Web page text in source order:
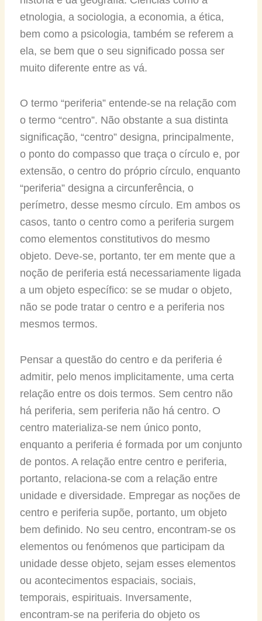
etnologia, a sociologia, a economia, a ética,
bem como a psicologia, também se referem a
ela, se bem que o seu significado possa ser
muito diferente entre as vá.
O termo “periferia” entende-se na relação com
o termo “centro”. Não obstante a sua distinta
significação, “centro” designa, principalmente,
o ponto do compasso que traça o círculo e, por
extensão, o centro do próprio círculo, enquanto
“periferia” designa a circunferência, o
perímetro, desse mesmo círculo. Em ambos os
casos, tanto o centro como a periferia surgem
como elementos constitutivos do mesmo
objeto. Deve-se, portanto, ter em mente que a
noção de periferia está necessariamente ligada
a um objeto específico: se se mudar o objeto,
não se pode tratar o centro e a periferia nos
mesmos termos.
Pensar a questão do centro e da periferia é
admitir, pelo menos implicitamente, uma certa
relação entre os dois termos. Sem centro não
há periferia, sem periferia não há centro. O
centro materializa-se nem único ponto,
enquanto a periferia é formada por um conjunto
de pontos. A relação entre centro e periferia,
portanto, relaciona-se com a relação entre
unidade e diversidade. Empregar as noções de
centro e periferia supõe, portanto, um objeto
bem definido. No seu centro, encontram-se os
elementos ou fenómenos que participam da
unidade desse objeto, sejam esses elementos
ou acontecimentos espaciais, sociais,
temporais, espirituais. Inversamente,
encontram-se na periferia do objeto os